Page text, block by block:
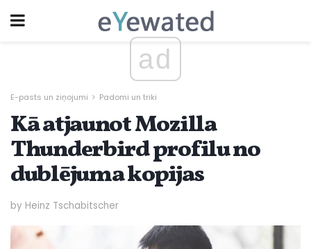
ad
E-pasts un ziņojumi Padomi un triki
Kā atjaunot Mozilla
Thunderbird profilu no
dublējuma kopijas
by Heinz Tschabitscher